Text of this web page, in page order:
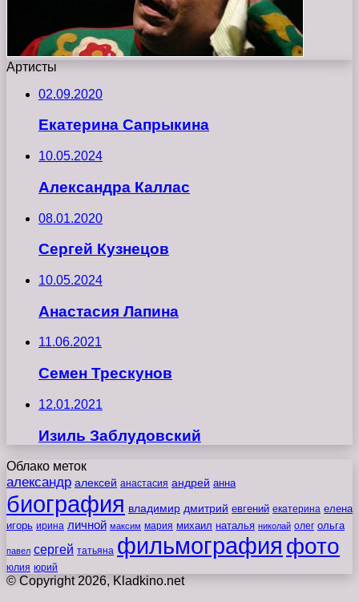
Артисты
02.09.2020
Екатерина Сапрыкина
10.05.2024
Александра Каллас
08.01.2020
Сергей Кузнецов
10.05.2024
Анастасия Лапина
11.06.2021
Семен Трескунов
12.01.2021
Изиль Заблудовский
Облако меток
александр алексей анастасия андрей анна
биография владимир дмитрий евгений екатерина елена
игорь ирина личной максим мария михаил наталья николай олег ольга
павел сергей татьяна фильмография фото
юлия юрий
© Copyright 2026, Kladkino.net